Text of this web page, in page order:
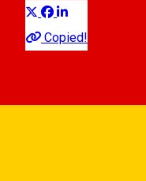
Copied!
Theater
Centrul Cultural "Ion